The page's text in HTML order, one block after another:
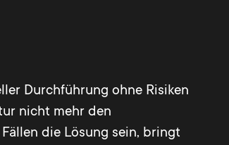
Durchführung ohne Risiken
nicht mehr den
die Lösung sein, bringt